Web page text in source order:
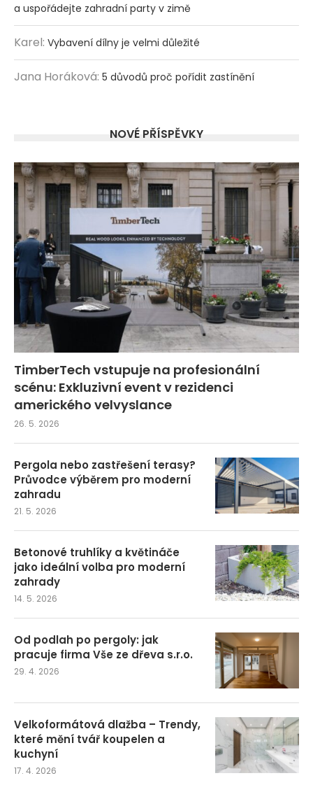
a uspořádejte zahradní party v zimě
Karel: Vybavení dílny je velmi důležité
Jana Horáková: 5 důvodů proč pořídit zastínění
NOVÉ PŘÍSPĚVKY
TimberTech vstupuje na profesionální
scénu: Exkluzivní event v rezidenci
amerického velvyslance
26. 5. 2026
Pergola nebo zastřešení terasy?
Průvodce výběrem pro moderní
zahradu
21. 5. 2026
Betonové truhlíky a květináče
jako ideální volba pro moderní
zahrady
14. 5. 2026
Od podlah po pergoly: jak
pracuje firma Vše ze dřeva s.r.o.
29. 4. 2026
Velkoformátová dlažba – Trendy,
které mění tvář koupelen a
kuchyní
17. 4. 2026